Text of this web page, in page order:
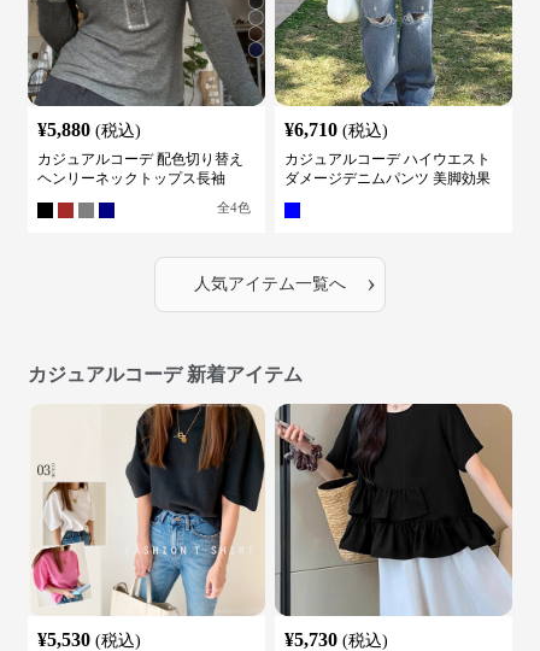
¥5,880 (税込)
カジュアルコーデ 配色切り替え
ヘンリーネックトップス長袖
全4色
¥6,710 (税込)
カジュアルコーデ ハイウエスト
ダメージデニムパンツ 美脚効果
人気アイテム一覧へ ›
カジュアルコーデ 新着アイテム
¥5,530 (税込) ¥5,730 (税込)